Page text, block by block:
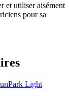
et utiliser aisément
pour sa